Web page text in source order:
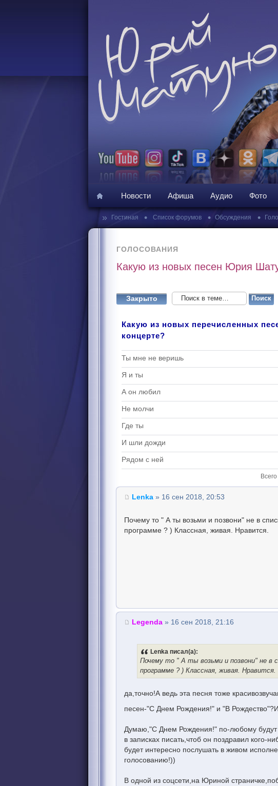
Новости Афиша Аудио Фото
» Гостиная • Список форумов • Обсуждения •
ГОЛОСОВАНИЯ
Какую из новых песен Юрия
Закрыто
Какую из новых перечисленных
концерте?
Ты мне не веришь
Я и ты
А он любил
Не молчи
Где ты
И шли дожди
Рядом с ней
Lenka » 16 сен 2018, 20:53
Почему то " А ты возьми и позвони" не в
программе ? ) Классная, живая. Нравится.
Legenda » 16 сен 2018, 21:16
Lenka писал(а):
Почему то " А ты возьми и позвони" не в
программе ? ) Классная, живая. Нравится.
да,точно!А ведь эта песня тоже
песен-"С Днем Рождения!" и "В
Думаю,"С Днем Рождения!" по-любому будут
в записках писать,чтоб он поздравил
будет интересно послушать в живом
голосованию!))
В одной из соцсети,на Юриной